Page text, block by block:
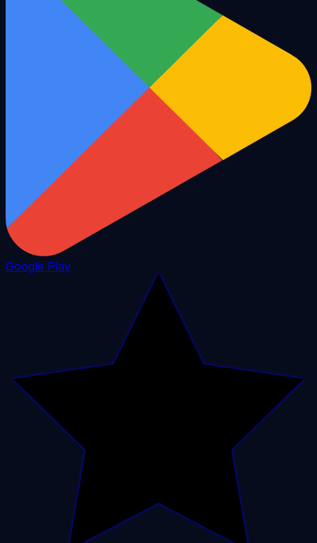
Google Play